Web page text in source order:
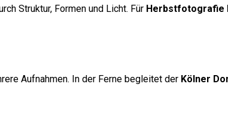
Struktur, Formen und Licht. Für Herbstfotografie
Aufnahmen. In der Ferne begleitet der Kölner